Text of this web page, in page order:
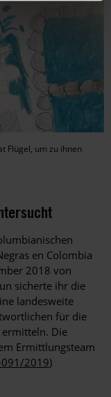
Flügel, um zu ihnen
en Colombia
2018 von
sicherte ihr die
landesweite
für die
ermitteln. Die
Ermittlungsteam
091/2019)